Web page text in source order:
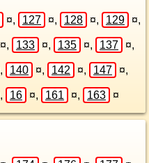
¤, 127 ¤, 128 ¤, 129 ¤,
¤, 133 ¤, 135 ¤, 137 ¤,
, 140 ¤, 142 ¤, 147 ¤,
, 16 ¤, 161 ¤, 163 ¤